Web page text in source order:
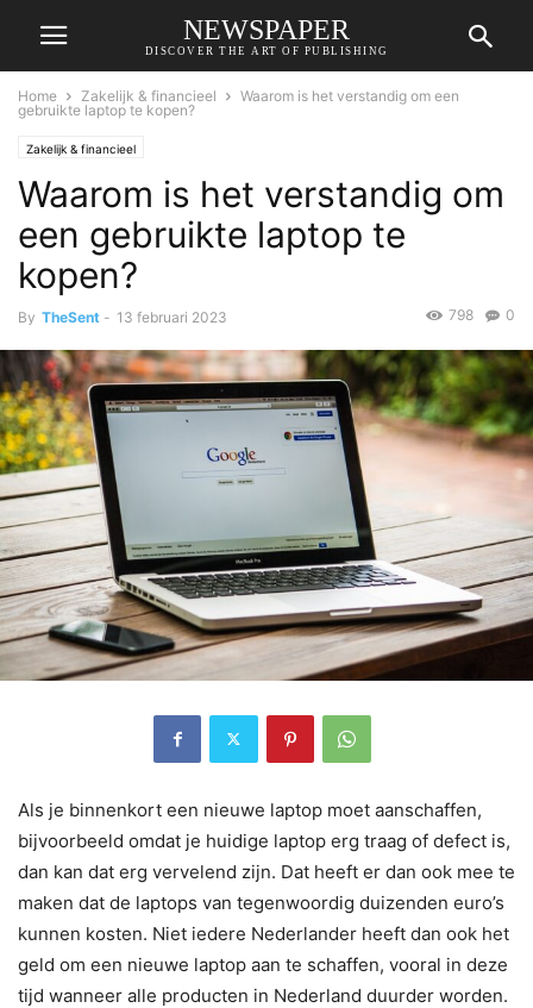
NEWSPAPER
DISCOVER THE ART OF PUBLISHING
Home Zakelijk & financieel
Waarom is het verstandig om een
gebruikte laptop te kopen?
Zakelijk & financieel
Waarom is het verstandig om
een gebruikte laptop te
kopen?
By TheSent - 13 februari 2023 0
798
Als je binnenkort een nieuwe laptop moet aanschaffen,
bijvoorbeeld omdat je huidige laptop erg traag of defect is,
dan kan dat erg vervelend zijn. Dat heeft er dan ook mee te
maken dat de laptops van tegenwoordig duizenden euro’s
kunnen kosten. Niet iedere Nederlander heeft dan ook het
geld om een nieuwe laptop aan te schaffen, vooral in deze
tijd wanneer alle producten in Nederland duurder worden.